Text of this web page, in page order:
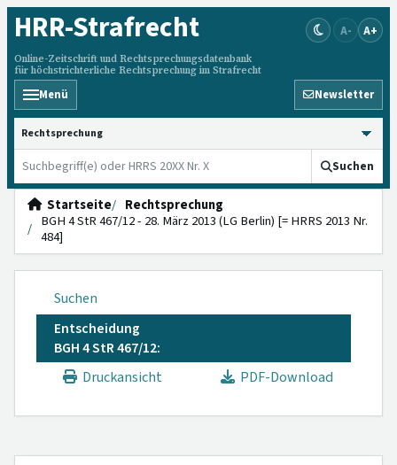
HRR-Strafrecht
Online-Zeitschrift und Rechtsprechungsdatenbank
für höchstrichterliche Rechtsprechung im Strafrecht
A- A+
Menü Newsletter
HRRS durchsuchen
Suchen
Startseite
Rechtsprechung
BGH 4 StR 467/12 - 28. März 2013 (LG Berlin) [= HRRS 2013 Nr.
484]
Suchen
Entscheidung
BGH 4 StR 467/12:
Druckansicht
PDF-Download